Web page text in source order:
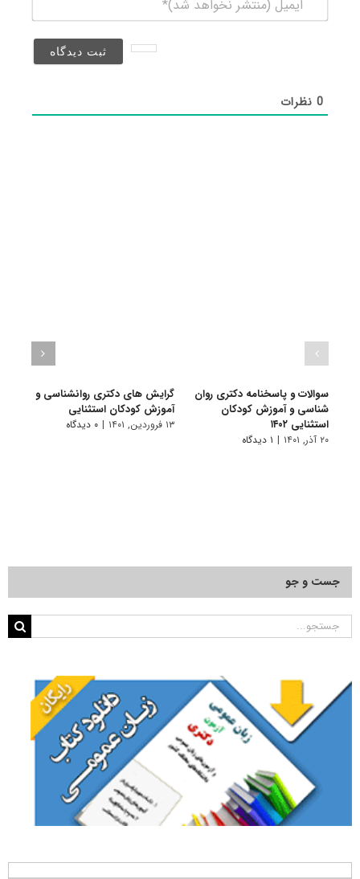
(منتشر
0نظرات
سوالات و پاسخنامه دکتری روان
شناسی و آموزش کودکان
استثنایی ۱۴۰۲
۲۰ آذر, ۱۴۰۱ | ۱ دیدگاه
گرایش های دکتری روانشناسی و
آﻣﻮزش ﻛﻮدﻛﺎن استثنایی
۱۳ فروردین, ۱۴۰۱ | ۰ دیدگاه
جست و جو
جستجو